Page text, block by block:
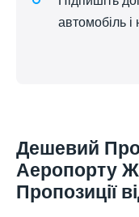
автомобіль
Дешевий
Аеропорту
Пропозиції